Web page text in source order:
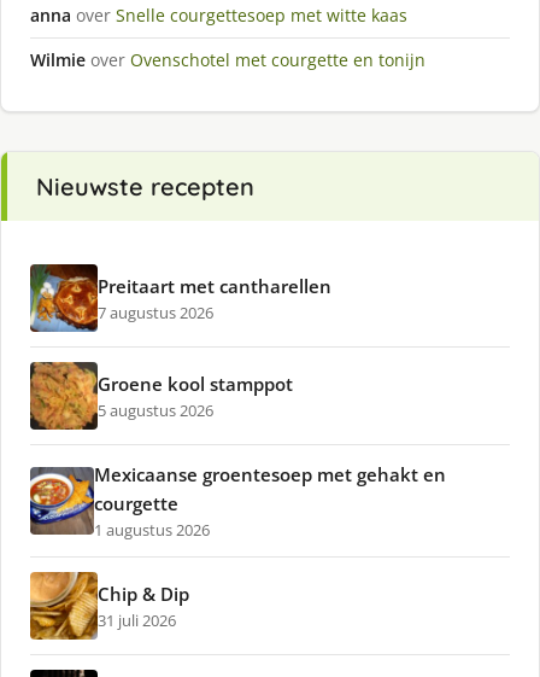
anna over Snelle courgettesoep met witte kaas
Wilmie over Ovenschotel met courgette en tonijn
Nieuwste recepten
Preitaart met cantharellen
7 augustus 2026
Groene kool stamppot
5 augustus 2026
Mexicaanse groentesoep met gehakt en
courgette
1 augustus 2026
Chip & Dip
31 juli 2026